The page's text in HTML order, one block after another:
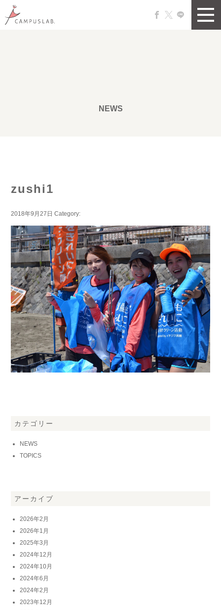
NEWS
zushi1
2018年9月27日 Category:
カテゴリー
NEWS
TOPICS
アーカイブ
2026年2月
2026年1月
2025年3月
2024年12月
2024年10月
2024年6月
2024年2月
2023年12月